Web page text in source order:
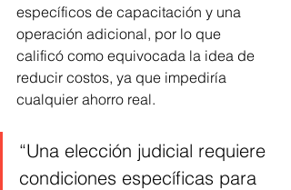
específicos de capacitación y una
operación adicional, por lo que
calificó como equivocada la idea de
reducir costos, ya que impediría
cualquier ahorro real.
“Una elección judicial requiere
condiciones específicas para